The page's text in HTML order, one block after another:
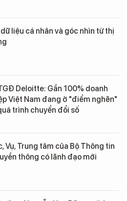
liệu cá nhân và góc nhìn từ thị
Deloitte: Gần 100% doanh
Việt Nam đang ở "điểm nghẽn"
trình chuyển đổi số
Vụ, Trung tâm của Bộ Thông tin
thông có lãnh đạo mới